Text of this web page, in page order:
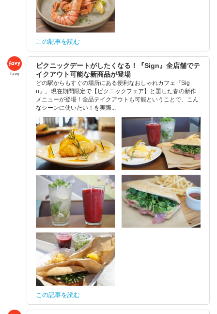
この記事を読む
favy
ピクニックデートがしたくなる！『Sign』全店舗でテ
イクアウト可能な新商品が登場
どの駅からもすぐの場所にある便利なおしゃれカフェ『Sig
n』。現在期間限定で【ピクニックフェア】と題した春の新作
メニューが登場！全品テイクアウトも可能ということで、こん
なシーンに使いたい！を実際...
この記事を読む